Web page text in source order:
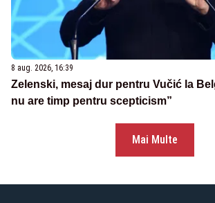
8 aug. 2026, 16:39
Zelenski, mesaj dur pentru Vučić la
nu are timp pentru scepticism”
Mai Multe